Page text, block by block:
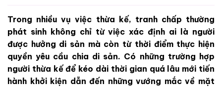
Trong nhiều vụ việc thừa kế, tranh chấp thường
phát sinh không chỉ từ việc xác định ai là người
được hưởng di sản mà còn từ thời điểm thực hiện
quyền yêu cầu chia di sản. Có những trường hợp
người thừa kế để kéo dài thời gian quá lâu mới tiến
hành khởi kiện dẫn đến những vướng mắc về mặt